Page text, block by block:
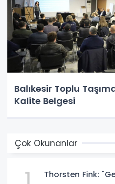
Balıkesir Toplu
Kalite Belgesi
Çok Okunanlar
Thorsten Fink: